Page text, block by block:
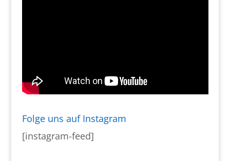
Folge uns auf Instagram
[instagram-feed]